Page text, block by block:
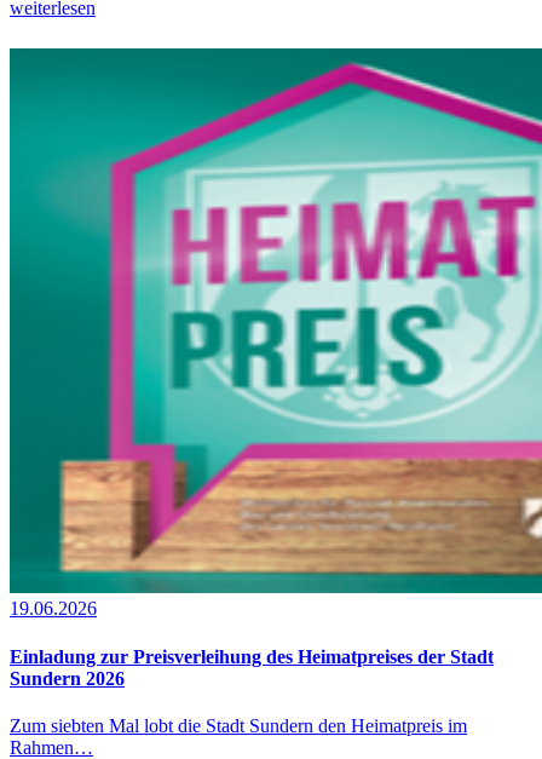
weiterlesen
19.06.2026
Einladung zur Preisverleihung des Heimatpreises der Stadt
Sundern 2026
Zum siebten Mal lobt die Stadt Sundern den Heimatpreis im
Rahmen…